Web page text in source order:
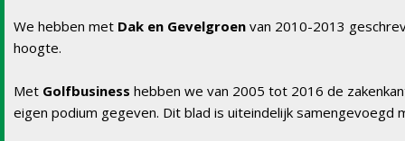
We hebben met Dak en Gevelgroen van 2010-2013
hoogte.
Met Golfbusiness hebben we van 2005 tot 2016 de
eigen podium gegeven. Dit blad is uiteindelijk samengevoegd